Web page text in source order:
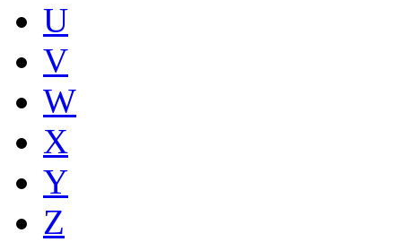
U
V
W
X
Y
Z